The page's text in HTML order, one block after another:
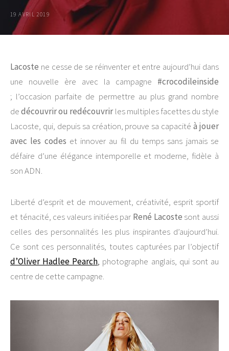
19 AVRIL 2019
Lacoste ne cesse de se réinventer et entre aujourd’hui dans
une nouvelle ère avec la campagne #crocodileinside
; l’occasion parfaite de permettre au plus grand nombre
dedécouvrir ou redécouvrirles multiples facettes du style
Lacoste, qui, depuis sa création, prouve sa capacité à jouer
avec les codes et innover au fil du temps sans jamais se
défaire d’une élégance intemporelle et moderne, fidèle à
son ADN.
Liberté d’esprit et de mouvement, créativité, esprit sportif
et ténacité, ces valeurs initiées par René Lacoste sont aussi
celles des personnalités les plus inspirantes d’aujourd’hui.
Ce sont ces personnalités, toutes capturées par l’objectif
d’Oliver Hadlee Pearch, photographe anglais, qui sont au
centre de cette campagne.